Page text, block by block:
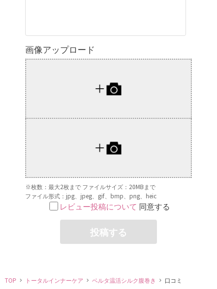
画像アップロード
※枚数：最大2枚まで ファイルサイズ：20MBまで
ファイル形式：jpg、jpeg、gif、bmp、png、heic
レビュー投稿について 同意する
投稿する
TOP トータルインナーケア ベルタ温活シルク腹巻き
口コミ